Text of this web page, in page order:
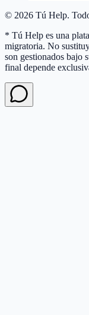
© 2026 Tú Help.
* Tú Help es una
migratoria. No
son gestionados bajo
final depende